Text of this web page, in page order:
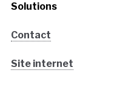
Solutions
Contact
Site internet